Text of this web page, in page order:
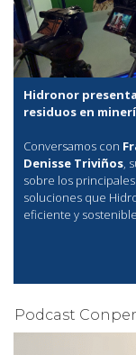
Hidronor
residuos en
Conversamos con
Denisse Triviños,
sobre los
soluciones que
eficiente y
Podcast